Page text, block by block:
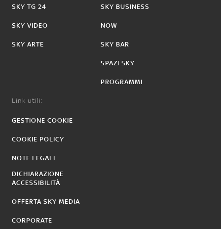
SKY TG 24
SKY VIDEO
SKY ARTE
SKY BUSINESS
NOW
SKY BAR
SPAZI SKY
PROGRAMMI
Link utili:
GESTIONE COOKIE
COOKIE POLICY
NOTE LEGALI
DICHIARAZIONE
ACCESSIBILITÀ
OFFERTA SKY MEDIA
CORPORATE